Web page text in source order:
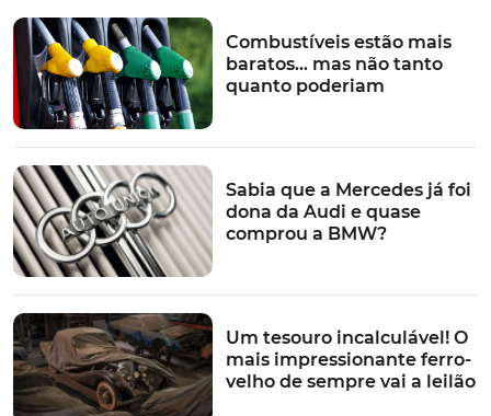
combustão.
Entretanto e pelo meio, deverá surgir o tradicional
facelift a meio do ciclo de vida, ou seja, por volta de
2024, e que devera abarcar também, tanto o S3, como o
RS3.
TÓPICOS:
AudiAudi Q2Estratégia gamaAudi A3Audi A1
Combustíveis estão mais
baratos… mas não tanto
quanto poderiam
Sabia que a Mercedes já foi
dona da Audi e quase
comprou a BMW?
Um tesouro incalculável! O
mais impressionante ferro-
velho de sempre vai a leilão